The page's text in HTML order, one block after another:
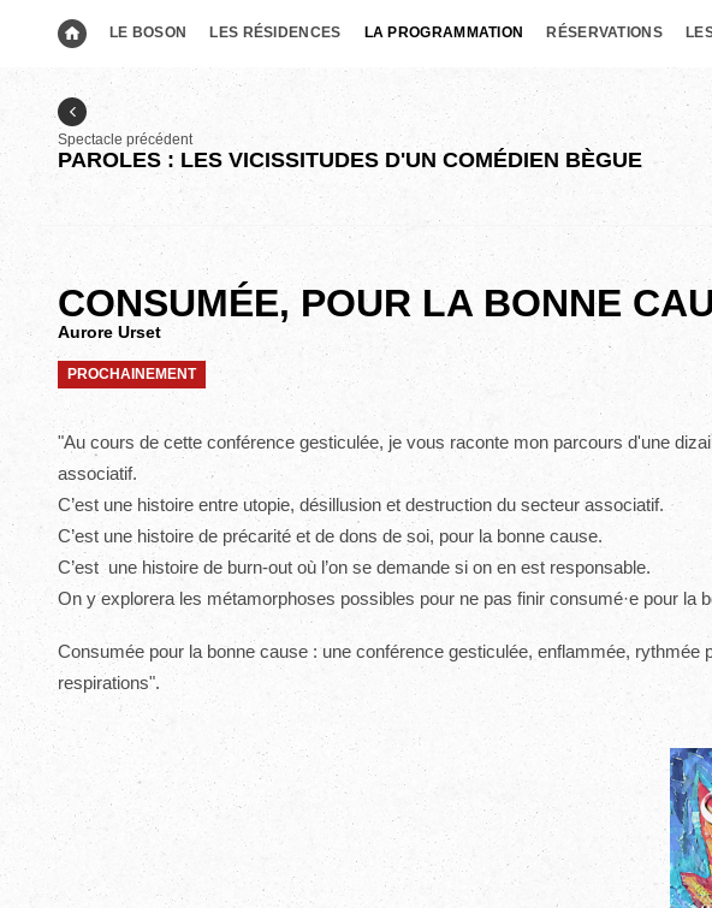
LE BOSON LES RÉSIDENCES LA PROGRAMMATION RÉSERVATIONS
Spectacle précédent
PAROLES : LES VICISSITUDES D'UN COMÉDIEN BÈGUE
CONSUMÉE, POUR LA BONNE
Aurore Urset
PROCHAINEMENT
"Au cours de cette conférence gesticulée, je vous raconte mon parcours d'une
associatif.
C’est une histoire entre utopie, désillusion et destruction du secteur associatif.
C’est une histoire de précarité et de dons de soi, pour la bonne cause.
C’est une histoire de burn-out où l’on se demande si on en est responsable.
On y explorera les métamorphoses possibles pour ne pas finir consumé·e pour la
Consumée pour la bonne cause : une conférence gesticulée, enflammée, rythmée
respirations".